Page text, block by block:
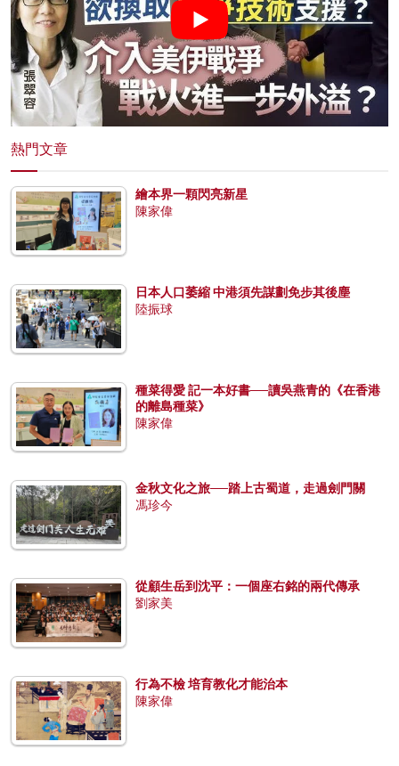
熱門文章
繪本界一顆閃亮新星
陳家偉
日本人口萎縮 中港須先謀劃免步其後塵
陸振球
種菜得愛 記一本好書──讀吳燕青的《在香港
的離島種菜》
陳家偉
金秋文化之旅──踏上古蜀道，走過劍門關
馮珍今
從顧生岳到沈平：一個座右銘的兩代傳承
劉家美
行為不檢 培育教化才能治本
陳家偉